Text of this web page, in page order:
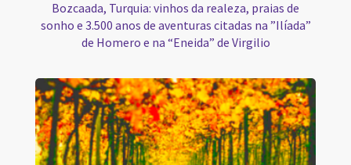
Bozcaada, Turquia: vinhos da realeza, praias de
sonho e 3.500 anos de aventuras citadas na ”Ilíada”
de Homero e na “Eneida” de Virgilio